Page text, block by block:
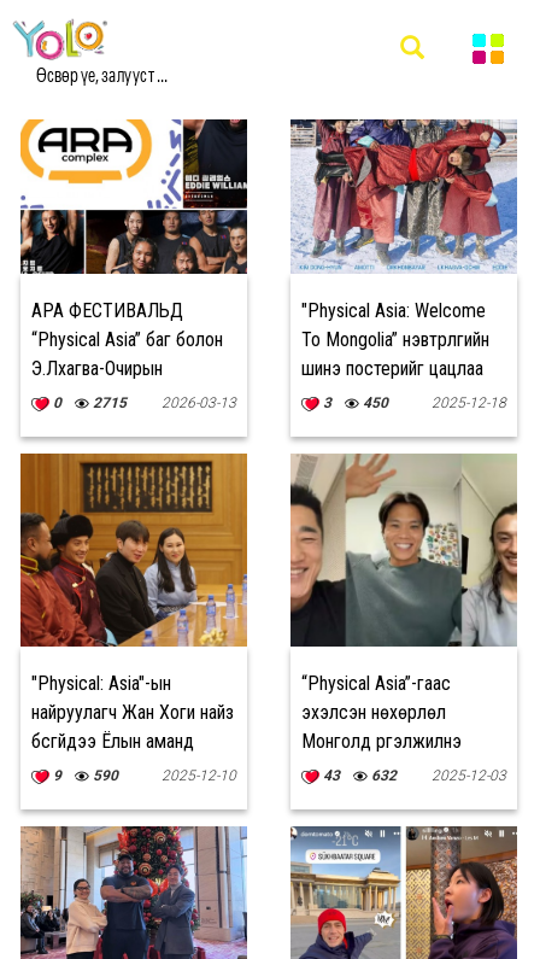
Өсвөр үе, залууст ...
#PHYSIC МЭДЭЭ
АРА ФЕСТИВАЛЬД
“Physical Asia” баг болон
Э.Лхагва-Очирын
үзүүлбэрийг үзэх боломжтой
0 2715 2026-03-13
"Physical Asia: Welcome
To Mongolia” нэвтрүүлгийн
шинэ постерийг цацлаа
3 450 2025-12-18
"Physical: Asia"-ын
найруулагч Жан Хоги найз
бүсгүйдээ Ёлын аманд
гэрлэх санал тавьж
9 590 2025-12-10
“Physical Asia”-гаас
эхэлсэн нөхөрлөл
Монголд үргэлжилнэ
43 632 2025-12-03